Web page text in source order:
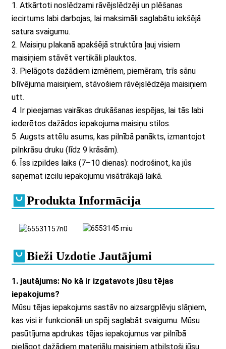
1. Atkārtoti noslēdzami rāvējslēdzēji un plēšanas
iecirtums labi darbojas, lai maksimāli saglabātu iekšējā
satura svaigumu.
2. Maisiņu plakanā apakšējā struktūra ļauj visiem
maisiņiem stāvēt vertikāli plauktos.
3. Pielāgots dažādiem izmēriem, piemēram, trīs sānu
blīvējuma maisiņiem, stāvošiem rāvējslēdzēja maisiņiem
utt.
4. Ir pieejamas vairākas drukāšanas iespējas, lai tās labi
iederētos dažādos iepakojuma maisiņu stilos.
5. Augsts attēlu asums, kas pilnībā panākts, izmantojot
pilnkrāsu druku (līdz 9 krāsām).
6. Īss izpildes laiks (7–10 dienas): nodrošinot, ka jūs
saņemat izcilu iepakojumu visātrākajā laikā.
Produkta Informācija
Bieži Uzdotie Jautājumi
1. jautājums: No kā ir izgatavots jūsu tējas
iepakojums?
Mūsu tējas iepakojums sastāv no aizsargplēvju slāņiem,
kas visi ir funkcionāli un spēj saglabāt svaigumu. Mūsu
pasūtījuma apdrukas tējas iepakojumus var pilnībā
pielāgot dažādiem materiālu maisiņiem atbilstoši jūsu